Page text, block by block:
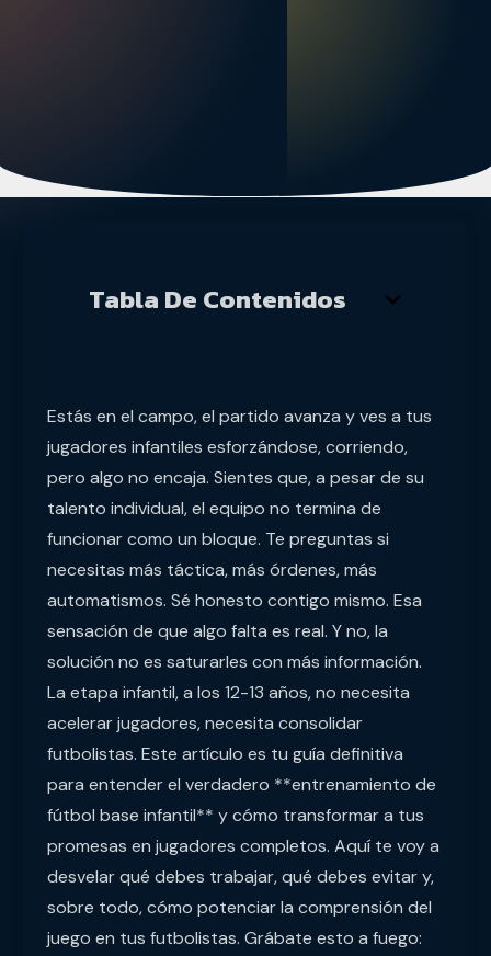
Tabla De Contenidos
Estás en el campo, el partido avanza y ves a tus
jugadores infantiles esforzándose, corriendo,
pero algo no encaja. Sientes que, a pesar de su
talento individual, el equipo no termina de
funcionar como un bloque. Te preguntas si
necesitas más táctica, más órdenes, más
automatismos. Sé honesto contigo mismo. Esa
sensación de que algo falta es real. Y no, la
solución no es saturarles con más información.
La etapa infantil, a los 12-13 años, no necesita
acelerar jugadores, necesita consolidar
futbolistas. Este artículo es tu guía definitiva
para entender el verdadero **entrenamiento de
fútbol base infantil** y cómo transformar a tus
promesas en jugadores completos. Aquí te voy a
desvelar qué debes trabajar, qué debes evitar y,
sobre todo, cómo potenciar la comprensión del
juego en tus futbolistas. Grábate esto a fuego: